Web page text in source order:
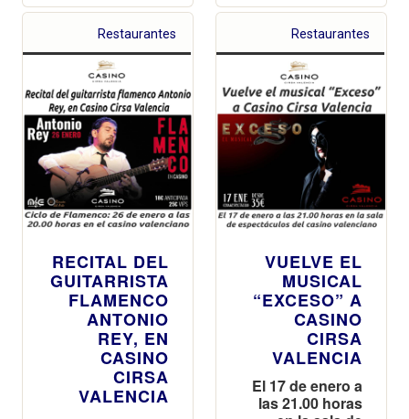
Restaurantes
RECITAL DEL
GUITARRISTA
FLAMENCO
ANTONIO
REY, EN
CASINO
CIRSA
VALENCIA
Restaurantes
VUELVE EL
MUSICAL
“EXCESO” A
CASINO
CIRSA
VALENCIA
El 17 de enero a
las 21.00 horas